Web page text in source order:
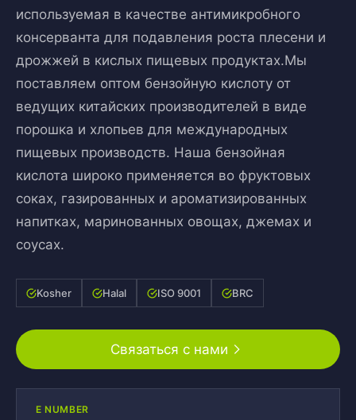
используемая в качестве антимикробного
консерванта для подавления роста плесени и
дрожжей в кислых пищевых продуктах.Мы
поставляем оптом бензойную кислоту от
ведущих китайских производителей в виде
порошка и хлопьев для международных
пищевых производств. Наша бензойная
кислота широко применяется во фруктовых
соках, газированных и ароматизированных
напитках, маринованных овощах, джемах и
соусах.
Kosher Halal ISO 9001 BRC
Связаться с нами
E NUMBER